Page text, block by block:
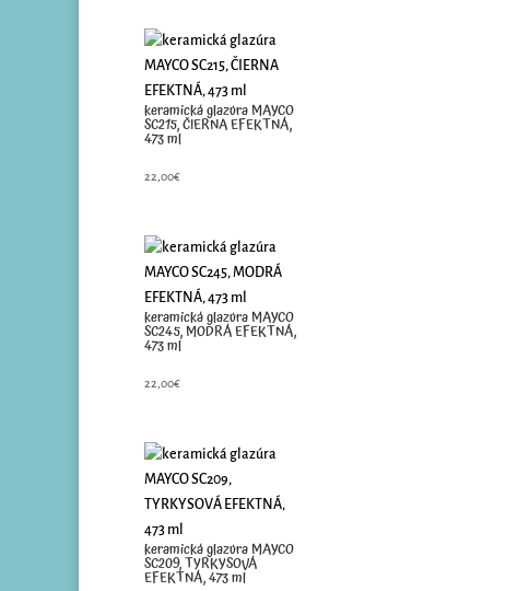
keramická glazúra MAYCO
SC215, ČIERNA EFEKTNÁ,
473 ml
22,00€
keramická glazúra MAYCO
SC245, MODRÁ EFEKTNÁ,
473 ml
22,00€
keramická glazúra MAYCO
SC209, TYRKYSOVÁ
EFEKTNÁ, 473 ml